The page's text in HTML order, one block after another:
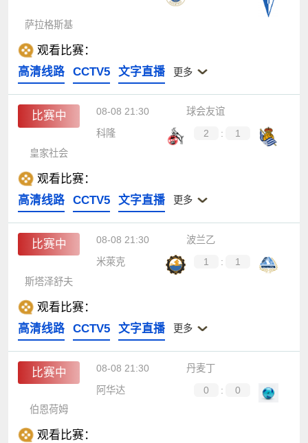
萨拉格斯基
观看比赛：
高清线路
CCTV5 文字直播 更多
比赛中 08-08 21:30
球会友谊
科隆
2 :
1
皇家社会
观看比赛：
高清线路
CCTV5 文字直播 更多
比赛中 08-08 21:30
波兰乙
米萊克
1 :
1
斯塔泽舒夫
观看比赛：
高清线路
CCTV5 文字直播 更多
比赛中 08-08 21:30
丹麦丁
阿华达
0 :
0
伯恩荷姆
观看比赛：